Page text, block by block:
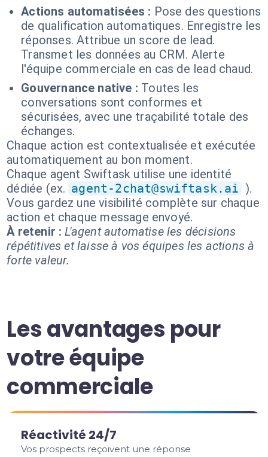
Actions automatisées : Pose des questions
de qualification automatiques. Enregistre les
réponses. Attribue un score de lead.
Transmet les données au CRM. Alerte
l'équipe commerciale en cas de lead chaud.
Gouvernance native : Toutes les
conversations sont conformes et
sécurisées, avec une traçabilité totale des
échanges.
Chaque action est contextualisée et exécutée
automatiquement au bon moment.
Chaque agent Swiftask utilise une identité
dédiée (ex. agent-2chat@swiftask.ai ).
Vous gardez une visibilité complète sur chaque
action et chaque message envoyé.
À retenir : L'agent automatise les décisions
répétitives et laisse à vos équipes les actions à
forte valeur.
Les avantages pour
votre équipe
commerciale
Réactivité 24/7
Vos prospects reçoivent une réponse